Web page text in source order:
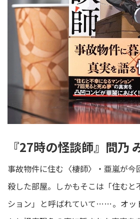
『27時の怪談師』問乃
事故物件に住む〈棲師〉・亜嵐が今
殺した部屋。しかもそこは「住むと
ション」と呼ばれていて……。オッ